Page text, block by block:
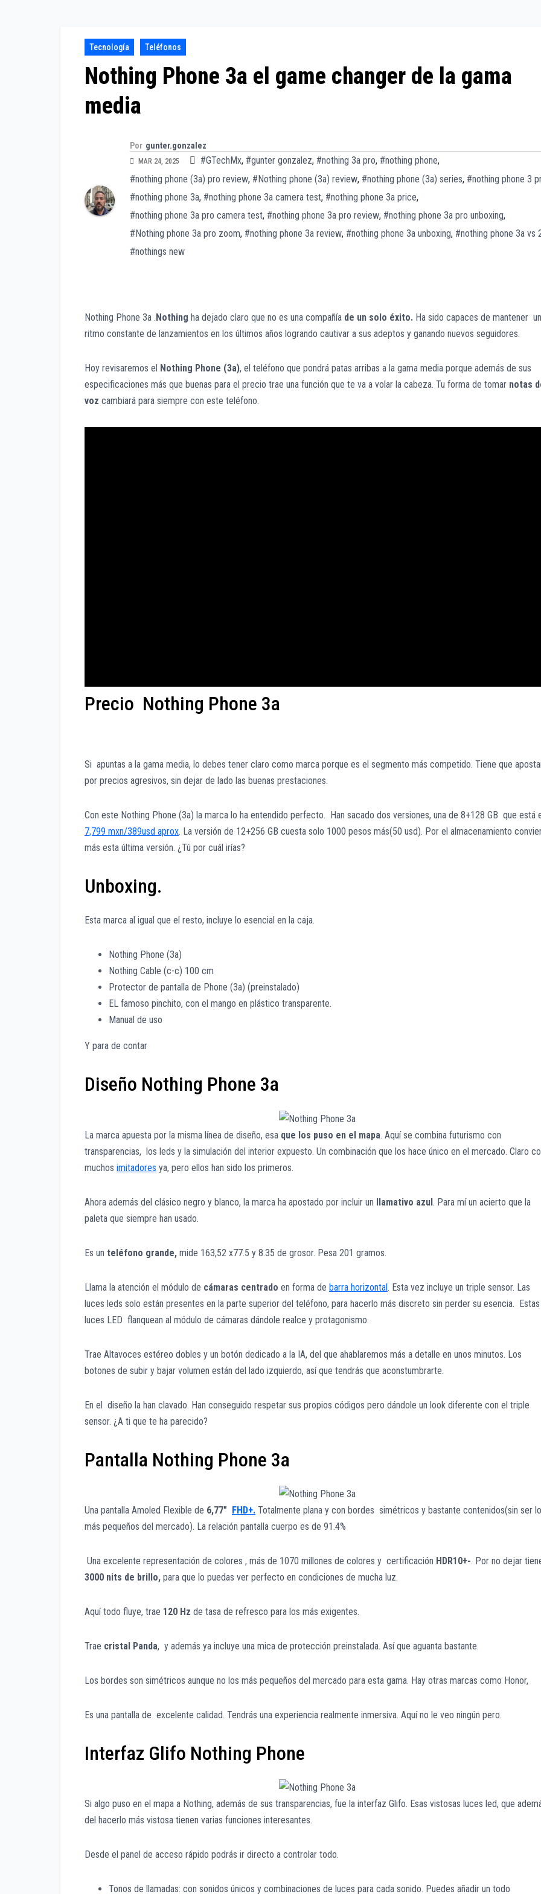
Tecnología Teléfonos
Nothing Phone 3a el game changer de la gama
media
Por gunter.gonzalez
MAR 24, 2025 #GTechMx, #gunter gonzalez, #nothing 3a pro, #nothing phone,
#nothing phone (3a) pro review, #Nothing phone (3a) review, #nothing phone (3a) series, #nothing phone 3
#nothing phone 3a, #nothing phone 3a camera test, #nothing phone 3a price,
#nothing phone 3a pro camera test, #nothing phone 3a pro review, #nothing phone 3a pro unboxing,
#Nothing phone 3a pro zoom, #nothing phone 3a review, #nothing phone 3a unboxing, #nothing phone 3a vs
#nothings new
Nothing Phone 3a . Nothing ha dejado claro que no es una compañía de un solo éxito. Ha sido capaces de mantener un
ritmo constante de lanzamientos en los últimos años logrando cautivar a sus adeptos y ganando nuevos seguidores.
Hoy revisaremos el Nothing Phone (3a), el teléfono que pondrá patas arribas a la gama media porque además de sus
especificaciones más que buenas para el precio trae una función que te va a volar la cabeza. Tu forma de tomar notas
voz cambiará para siempre con este teléfono.
Precio Nothing Phone 3a
Si apuntas a la gama media, lo debes tener claro como marca porque es el segmento más competido. Tiene que
por precios agresivos, sin dejar de lado las buenas prestaciones.
Con este Nothing Phone (3a) la marca lo ha entendido perfecto. Han sacado dos versiones, una de 8+128 GB que está
7,799 mxn/389usd aprox. La versión de 12+256 GB cuesta solo 1000 pesos más(50 usd). Por el almacenamiento
más esta última versión. ¿Tú por cuál irías?
Unboxing.
Esta marca al igual que el resto, incluye lo esencial en la caja.
Nothing Phone (3a)
Nothing Cable (c-c) 100 cm
Protector de pantalla de Phone (3a) (preinstalado)
EL famoso pinchito, con el mango en plástico transparente.
Manual de uso
Y para de contar
Diseño Nothing Phone 3a
La marca apuesta por la misma línea de diseño, esa que los puso en el mapa. Aquí se combina futurismo con
transparencias, los leds y la simulación del interior expuesto. Un combinación que los hace único en el mercado. Claro
muchos imitadores ya, pero ellos han sido los primeros.
Ahora además del clásico negro y blanco, la marca ha apostado por incluir un llamativo azul. Para mí un acierto que la
paleta que siempre han usado.
Es un teléfono grande, mide 163,52 x77.5 y 8.35 de grosor. Pesa 201 gramos.
Llama la atención el módulo de cámaras centrado en forma de barra horizontal. Esta vez incluye un triple sensor. Las
luces leds solo están presentes en la parte superior del teléfono, para hacerlo más discreto sin perder su esencia. Estas
luces LED flanquean al módulo de cámaras dándole realce y protagonismo.
Trae Altavoces estéreo dobles y un botón dedicado a la IA, del que ahablaremos más a detalle en unos minutos. Los
botones de subir y bajar volumen están del lado izquierdo, así que tendrás que aconstumbrarte.
En el diseño la han clavado. Han conseguido respetar sus propios códigos pero dándole un look diferente con el triple
sensor. ¿A ti que te ha parecido?
Pantalla Nothing Phone 3a
Una pantalla Amoled Flexible de 6,77″ FHD+. Totalmente plana y con bordes simétricos y bastante contenidos(sin ser
más pequeños del mercado). La relación pantalla cuerpo es de 91.4%
Una excelente representación de colores , más de 1070 millones de colores y certificación HDR10+-. Por no dejar
3000 nits de brillo, para que lo puedas ver perfecto en condiciones de mucha luz.
Aquí todo fluye, trae 120 Hz de tasa de refresco para los más exigentes.
Trae cristal Panda, y además ya incluye una mica de protección preinstalada. Así que aguanta bastante.
Los bordes son simétricos aunque no los más pequeños del mercado para esta gama. Hay otras marcas como Honor,
Es una pantalla de excelente calidad. Tendrás una experiencia realmente inmersiva. Aquí no le veo ningún pero.
Interfaz Glifo Nothing Phone
Si algo puso en el mapa a Nothing, además de sus transparencias, fue la interfaz Glifo. Esas vistosas luces led, que
del hacerlo más vistosa tienen varias funciones interesantes.
Desde el panel de acceso rápido podrás ir directo a controlar todo.
Tonos de llamadas: con sonidos únicos y combinaciones de luces para cada sonido. Puedes añadir un todo